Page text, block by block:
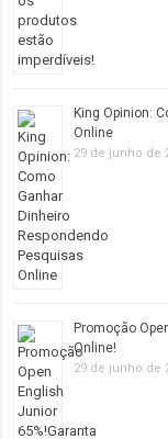
King Opinion:
Online
29 de junho de
Promoção
Online!
29 de junho de